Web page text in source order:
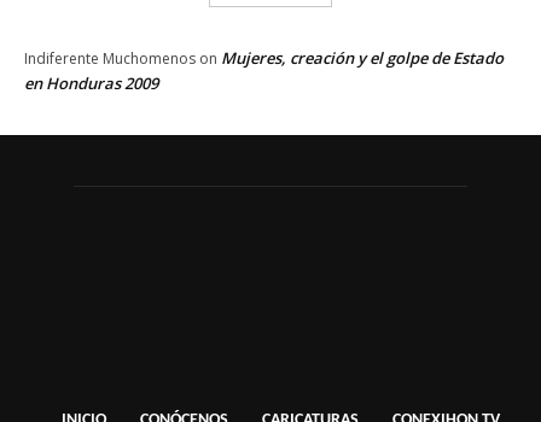
Indiferente Muchomenos on Mujeres, creación y el golpe de Estado
en Honduras 2009